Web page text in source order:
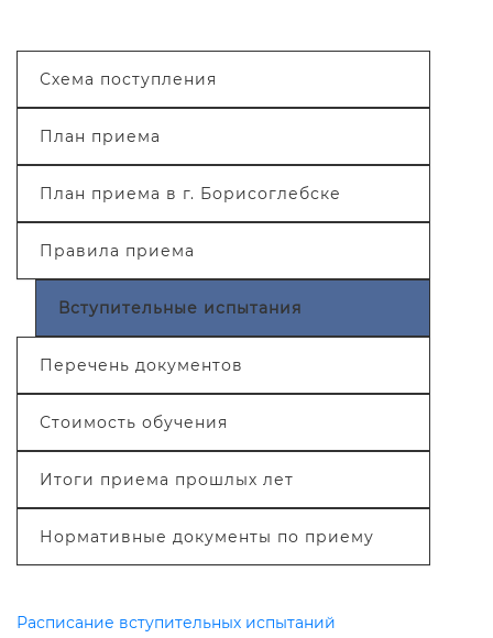
Схема поступления
План приема
План приема в г. Борисоглебске
Правила приема
Вступительные испытания
Перечень документов
Стоимость обучения
Итоги приема прошлых лет
Нормативные документы по приему
Расписание вступительных испытаний